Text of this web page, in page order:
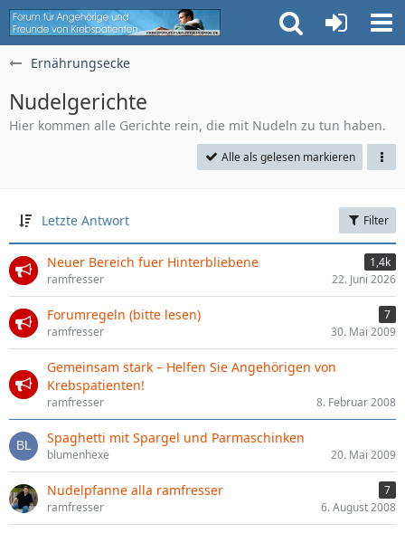
Ernährungsecke
Nudelgerichte
Hier kommen alle Gerichte rein, die mit Nudeln zu tun haben.
Alle als gelesen markieren
Letzte Antwort Filter
Neuer Bereich fuer Hinterbliebene
1,4k
ramfresser
22. Juni 2026
Forumregeln (bitte lesen)
7
ramfresser
30. Mai 2009
Gemeinsam stark – Helfen Sie Angehörigen von
Krebspatienten!
ramfresser 8. Februar 2008
Spaghetti mit Spargel und Parmaschinken
blumenhexe 20. Mai 2009
Nudelpfanne alla ramfresser
7
ramfresser
6. August 2008